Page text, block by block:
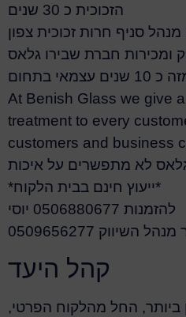
הזכוכית כ 30 שנים
At Benish Glass we give
treatment to every
customers and business
*ייעוץ חינם בבית הלקוח*
להזמנות 0506880677 יוסי
ניר מנהל השיווק
קהל היעד
ביותר, החל מהלקוח הפרטי,